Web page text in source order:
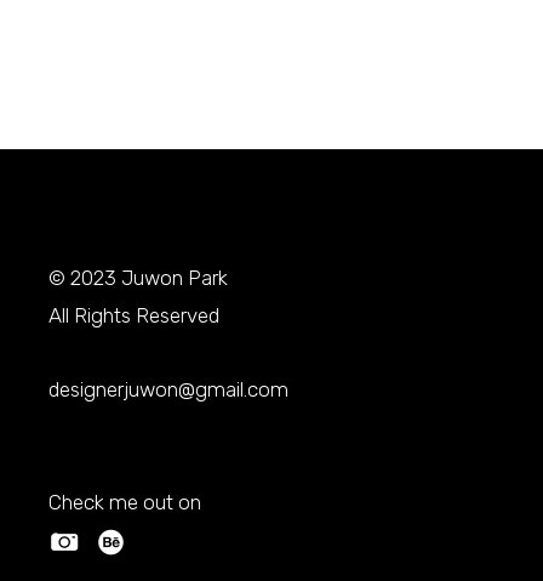
© 2023 Juwon Park
All Rights Reserved
designerjuwon@gmail.com
Check me out on